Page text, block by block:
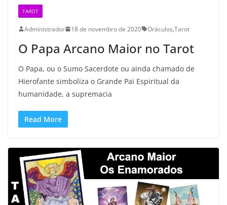
TAROT
Administrador 18 de novembro de 2020 Oráculos,Tarot
O Papa Arcano Maior no Tarot
O Papa, ou o Sumo Sacerdote ou ainda chamado de
Hierofante simboliza o Grande Pai Espiritual da
humanidade, a supremacia
Read More